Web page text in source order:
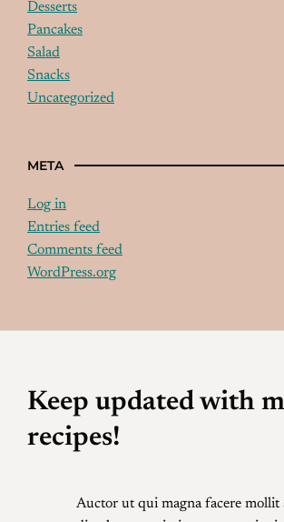
Desserts
Pancakes
Salad
Snacks
Uncategorized
META
Log in
Entries feed
Comments feed
WordPress.org
Keep updated with
recipes!
Auctor ut qui magna facere mollit